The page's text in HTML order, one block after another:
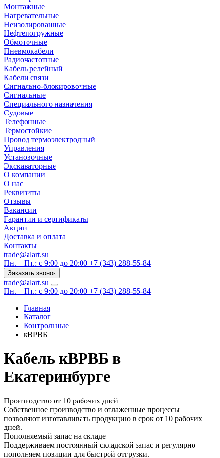
Монтажные
Нагревательные
Неизолированные
Нефтепогружные
Обмоточные
Пневмокабели
Радиочастотные
Кабель релейный
Кабели связи
Сигнально-блокировочные
Сигнальные
Специального назначения
Судовые
Телефонные
Термостойкие
Провод термоэлектродный
Управления
Установочные
Экскаваторные
О компании
О нас
Реквизиты
Отзывы
Вакансии
Гарантии и сертификаты
Акции
Доставка и оплата
Контакты
trade@alart.su
Пн. – Пт.: с 9:00 до 20:00 +7 (343) 288-55-84
Заказать звонок
trade@alart.su
Пн. – Пт.: с 9:00 до 20:00 +7 (343) 288-55-84
Главная
Каталог
Контрольные
кВРВБ
Кабель кВРВБ в
Екатеринбурге
Производство от 10 рабочих дней
Собственное производство и отлаженные процессы
позволяют изготавливать продукцию в срок от 10 рабочих
дней.
Пополняемый запас на складе
Поддерживаем постоянный складской запас и регулярно
пополняем позиции для быстрой отгрузки.